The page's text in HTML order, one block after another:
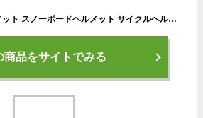
KA-00436 スキーヘルメット スノーボードヘルメット サイクルヘルメット ゴーグル対応 耐衝撃 防風 防寒 怪我防止 調節可能 ウトドア
商品をサイトでみる